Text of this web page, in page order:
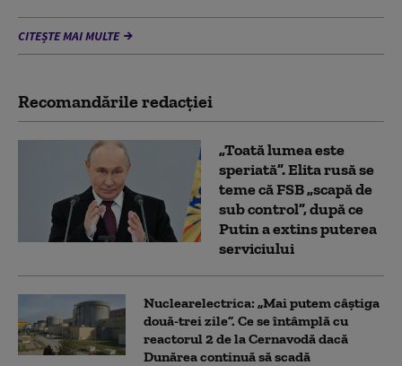
CITEȘTE MAI MULTE
Recomandările redacţiei
„Toată lumea este
speriată”. Elita rusă se
teme că FSB „scapă de
sub control”, după ce
Putin a extins puterea
serviciului
Nuclearelectrica: „Mai putem câștiga
două-trei zile”. Ce se întâmplă cu
reactorul 2 de la Cernavodă dacă
Dunărea continuă să scadă